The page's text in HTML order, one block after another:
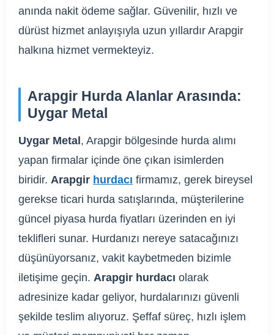
anında nakit ödeme sağlar. Güvenilir, hızlı ve
dürüst hizmet anlayışıyla uzun yıllardır Arapgir
halkına hizmet vermekteyiz.
Arapgir Hurda Alanlar Arasında:
Uygar Metal
Uygar Metal , Arapgir bölgesinde hurda alımı
yapan firmalar içinde öne çıkan isimlerden
biridir. Arapgir hurdacı firmamız, gerek bireysel
gerekse ticari hurda satışlarında, müşterilerine
güncel piyasa hurda fiyatları üzerinden en iyi
teklifleri sunar. Hurdanızı nereye satacağınızı
düşünüyorsanız, vakit kaybetmeden bizimle
iletişime geçin. Arapgir hurdacı olarak
adresinize kadar geliyor, hurdalarınızı güvenli
şekilde teslim alıyoruz. Şeffaf süreç, hızlı işlem